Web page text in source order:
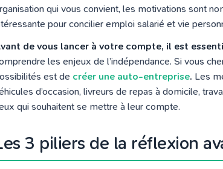
qui vous convient, les motivations sont
pour concilier emploi salarié et vie
de vous lancer à votre compte, il est
les enjeux de l’indépendance. Si vous
est de créer une auto-entreprise. Les
d’occasion, livreurs de repas à domicile,
qui souhaitent se mettre à leur compte.
3 piliers de la réflexion